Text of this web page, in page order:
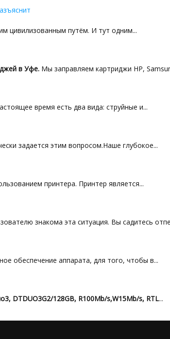
цивилизованным путём. И тут одним...
в Уфе. Мы заправляем картриджи HP,
время есть два вида: струйные и...
задается этим вопросом.Наше глубокое...
принтера. Принтер является...
знакома эта ситуация. Вы садитесь
обеспечение аппарата, для того, чтобы в...
DTDUO3G2/128GB, R100Mb/s,W15Mb/s, RTL...